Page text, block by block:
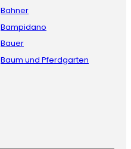
Bahner
Bampidano
Bauer
Baum und Pferdgarten